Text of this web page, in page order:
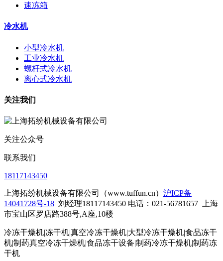
速冻箱
冷水机
小型冷水机
工业冷水机
螺杆式冷水机
离心式冷水机
关注我们
关注公众号
联系我们
18117143450
上海拓纷机械设备有限公司（www.tuffun.cn） 沪ICP备
14041728号-18 刘经理18117143450 电话：021-56781657
上海
市宝山区罗店路388号,A座,10楼
冷冻干燥机|冻干机|真空冷冻干燥机|大型冷冻干燥机|食品冻干
机|制药真空冷冻干燥机|食品冻干设备|制药冷冻干燥机|制药冻
干机